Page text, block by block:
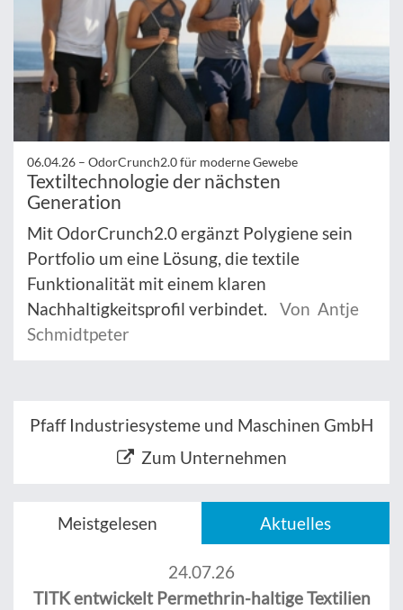
06.04.26 – OdorCrunch2.0 für moderne Gewebe
Textiltechnologie der nächsten
Generation
Mit OdorCrunch2.0 ergänzt Polygiene sein
Portfolio um eine Lösung, die textile
Funktionalität mit einem klaren
Nachhaltigkeitsprofil verbindet.
Von Antje
Schmidtpeter
Pfaff Industriesysteme und Maschinen GmbH
Zum Unternehmen
Meistgelesen Aktuelles
24.07.26
TITK entwickelt Permethrin-haltige Textilien